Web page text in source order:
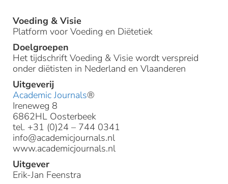
Voeding & Visie
Platform voor Voeding en Diëtetiek
Doelgroepen
Het tijdschrift Voeding & Visie wordt verspreid
onder diëtisten in Nederland en Vlaanderen
Uitgeverij
Academic Journals®
Ireneweg 8
6862HL Oosterbeek
tel. +31 (0)24 – 744 0341
info@academicjournals.nl
www.academicjournals.nl
Uitgever
Erik-Jan Feenstra